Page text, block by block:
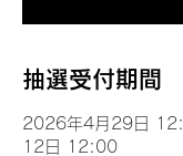
抽選受付期間
2026年4月29日
12日 12:00